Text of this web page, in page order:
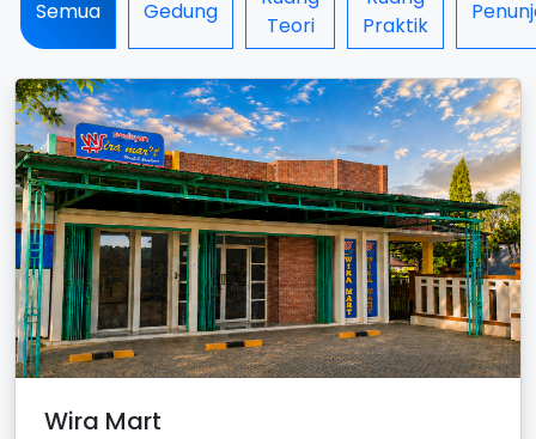
Semua Gedung
Teori
Praktik
Wira Mart